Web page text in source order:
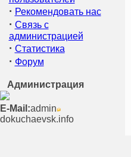
· Рекомендовать нас
· Связь с
администрацией
· Статистика
· Форум
Администрация
E-Mail:admin
dokuchaevsk.info